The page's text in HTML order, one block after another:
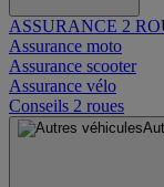
ASSURANCE 2
Assurance moto
Assurance scooter
Assurance vélo
Conseils 2 roues